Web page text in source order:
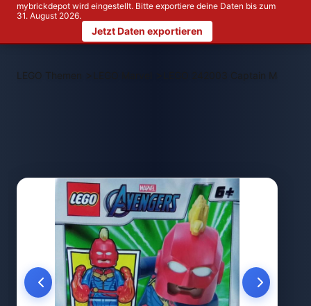
mybrickdepot wird eingestellt. Bitte exportiere deine Daten bis zum
31. August 2026.
Jetzt Daten exportieren
LEGO Themen > LEGO 242003 Captain Marvel